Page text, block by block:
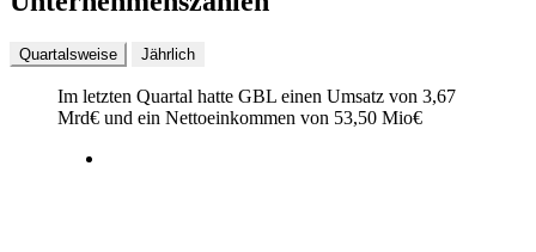
Quartalsweise Jährlich
Im letzten Quartal hatte GBL einen Umsatz von 3,67
Mrd€ und ein Nettoeinkommen von 53,50 Mio€